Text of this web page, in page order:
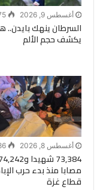
أغسطس 9, 2026
السرطان ينهك بايدن..
يكشف حجم الألم
أغسطس 8, 2026
73,384 شهيدا
مصابا منذ بدء حرب
قطاع غزة